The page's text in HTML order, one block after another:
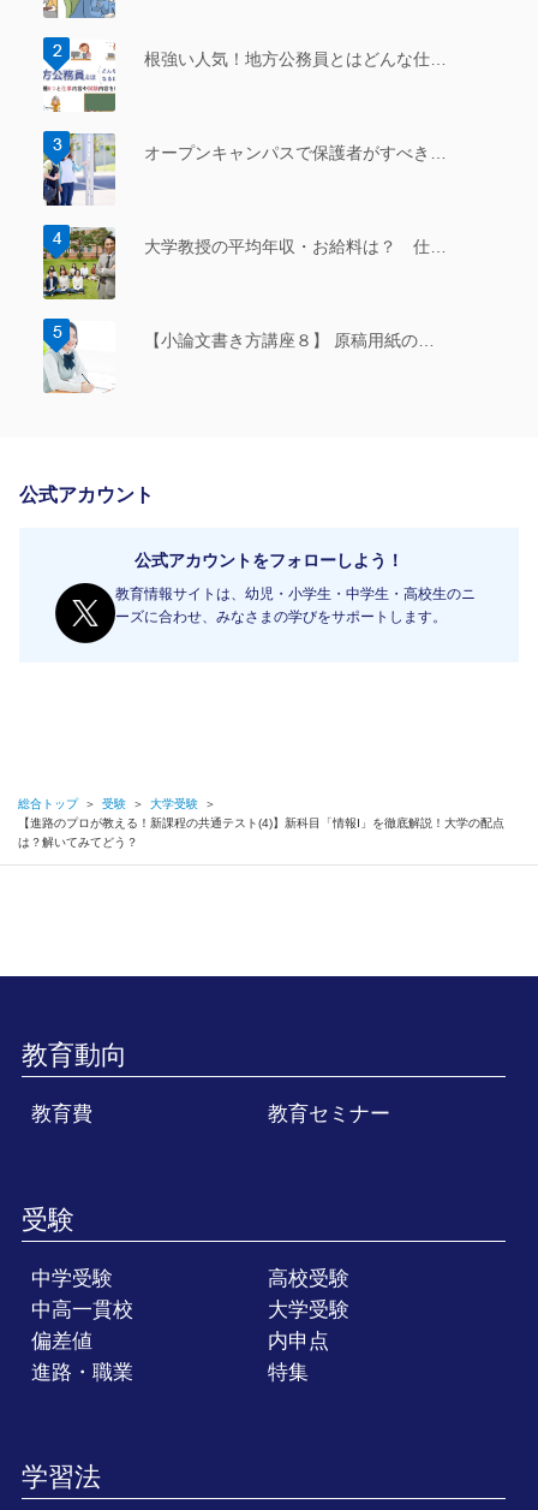
根強い人気！地方公務員とはどんな仕…
オープンキャンパスで保護者がすべき…
大学教授の平均年収・お給料は？ 仕…
【小論文書き方講座８】 原稿用紙の…
公式アカウント
公式アカウントをフォローしよう！
教育情報サイトは、幼児・小学生・中学生・高校生のニ
ーズに合わせ、みなさまの学びをサポートします。
総合トップ ＞ 受験 ＞ 大学受験
＞
【進路のプロが教える！新課程の共通テスト(4)】新科目「情報Ⅰ」を徹底解説！大学の配点
は？解いてみてどう？
教育動向
教育費 教育セミナー
受験
中学受験
高校受験
中高一貫校
大学受験
偏差値
内申点
進路・職業
特集
学習法